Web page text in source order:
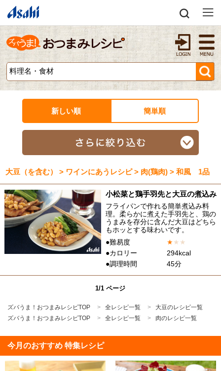
新しい順 簡単順
大豆（を含む） > ワインにあうレシピ > 肉(鶏肉) > 和風 1品
小松菜と鶏手羽先と大豆の煮込み
フライパンで作れる簡単煮込み料
理。柔らかに煮えた手羽先と、鶏の
うまみを存分に含んだ大豆はどちら
もホッとする味わいです。
●難易度
★★ ★
●カロリー
294kcal
●調理時間
45分
1/1 ページ
ズバうま！おつまみレシピTOP 全レシピ一覧
大豆のレシピ一覧
ズバうま！おつまみレシピTOP
全レシピ一覧 肉のレシピ一覧
今月のおすすめ 特集レシピ